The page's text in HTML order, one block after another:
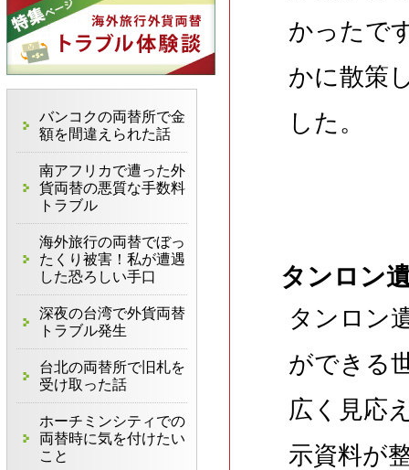
かったで
かに散策
した。
タンロン
タンロン
ができる
広く見応
示資料が
バンコクの両替所で金
額を間違えられた話
南アフリカで遭った外
貨両替の悪質な手数料
トラブル
海外旅行の両替でぼっ
たくり被害！私が遭遇
した恐ろしい手口
深夜の台湾で外貨両替
トラブル発生
台北の両替所で旧札を
受け取った話
ホーチミンシティでの
両替時に気を付けたい
こと